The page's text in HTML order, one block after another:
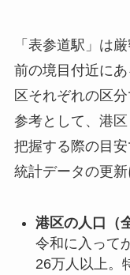
「表参道駅」は
前の境目付近に
区それぞれの区
参考として、港
把握する際の目
統計データの更新
港区の人口（
令和に入って
26万人以上。